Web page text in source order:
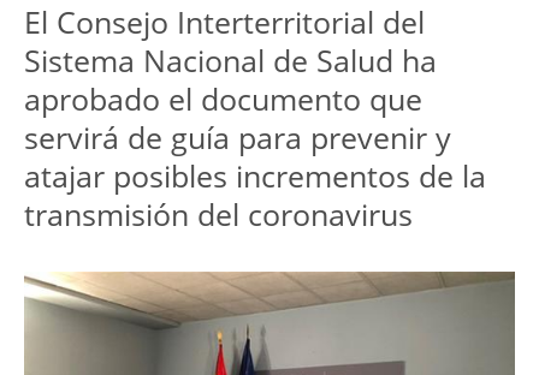
El Consejo Interterritorial del
Sistema Nacional de Salud ha
aprobado el documento que
servirá de guía para prevenir y
atajar posibles incrementos de la
transmisión del coronavirus